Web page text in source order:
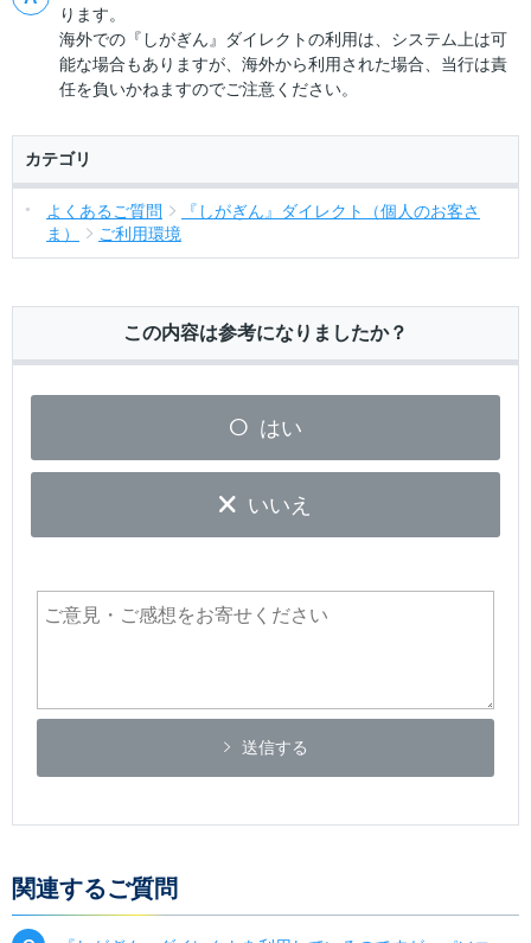
ります。
海外での『しがぎん』ダイレクトの利用は、システム上は可
能な場合もありますが、海外から利用された場合、当行は責
任を負いかねますのでご注意ください。
カテゴリ
よくあるご質問
『しがぎん』ダイレクト（個人のお客さ
ま）
ご利用環境
この内容は参考になりましたか？
はい
いいえ
送信する
関連するご質問